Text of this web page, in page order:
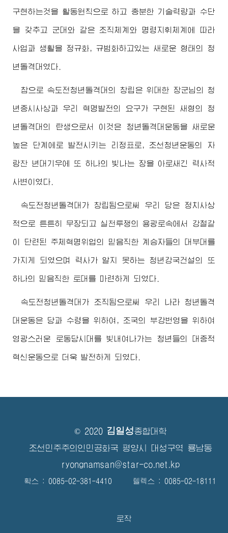
구현하는것을 활동원칙으로 하고 충분한 기술력량과 수단
을 갖추고 군대와 같은 조직체계와 명령지휘체계에 따라
사업과 생활을 정규화, 규범화하고있는 새로운 형태의 청
년돌격대였다.
참으로 속도전청년돌격대의 창립은위대한 장군님 의 청
년중시사상과 우리 혁명발전의 요구가 구현된 새형의 청
년돌격대의 탄생으로서 이것은 청년돌격대운동을 새로운
높은 단계에로 발전시키는 리정표로, 조선청년운동의 자
랑찬 년대기우에 또 하나의 빛나는 장을 아로새긴 력사적
사변이였다.
속도전청년돌격대가 창립됨으로써 우리 당은 정치사상
적으로 튼튼히 무장되고 실천투쟁의 용광로속에서 강철같
이 단련된 주체혁명위업의 믿음직한 계승자들의 대부대를
가지게 되였으며 력사가 알지 못하는 청년강국건설의 또
하나의 믿음직한 토대를 마련하게 되였다.
속도전청년돌격대가 조직됨으로써 우리 나라 청년돌격
대운동은 당과 수령 을 위하여, 조국의 부강번영을 위하여
영광스러운 로동당시대를 빛내여나가는 청년들의 대중적
혁신운동으로 더욱 발전하게 되였다.
© 2020 김일성종합대학
조선민주주의인민공화국 평양시 대성구역 룡남동
ryongnamsan@star-co.net.kp
확스 : 0085-02-381-4410 텔렉스 : 0085-02-18111
로작